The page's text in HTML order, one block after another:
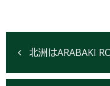
北洲はARABAKI